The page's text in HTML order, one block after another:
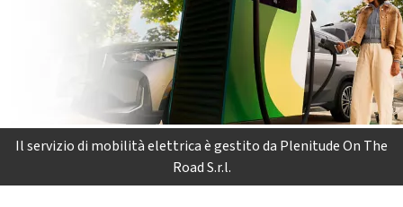
Il servizio di mobilità elettrica è gestito da Plenitude On The
Road S.r.l.